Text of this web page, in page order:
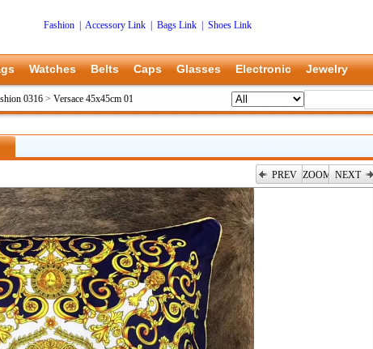
Fashion Accessory Link Bags Link
Shoes Link
Watches Belts Caps Glasses Electronic Jewelry
0316 > Versace 45x45cm 01
PREV ZOOM NEXT
上一张